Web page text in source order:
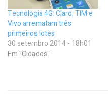
Tecnologia 4G: Claro, TIM e
Vivo arrematam três
primeiros lotes
30 setembro 2014 - 18h01
Em "Cidades"